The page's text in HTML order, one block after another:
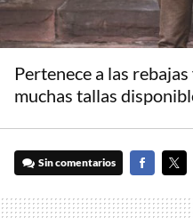
Pertenece a las
muchas tallas
Sin comentarios